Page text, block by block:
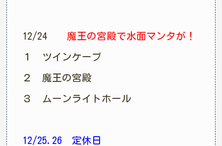
12/24 魔王の宮殿で水面マンタが！
１ ツインケーブ
２ 魔王の宮殿
３ ムーンライトホール
12/25.26 定休日